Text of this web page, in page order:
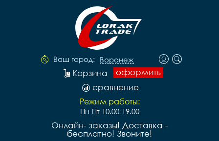
Ваш город: Воронеж
оформить
Корзина
сравнение
Режим работы:
Пн-Пт 10.00-19.00
Онлайн- заказы! Доставка -
бесплатно! Звоните!